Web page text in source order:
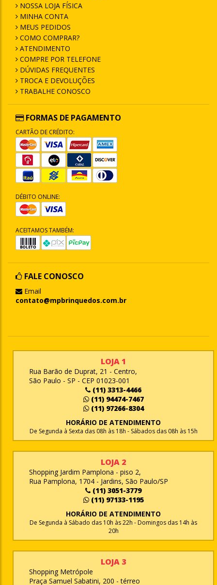
NOSSA LOJA FÍSICA
MINHA CONTA
MEUS PEDIDOS
COMO COMPRAR?
ATENDIMENTO
COMPRE POR TELEFONE
DÚVIDAS FREQUENTES
TROCA E DEVOLUÇÕES
TRABALHE CONOSCO
FORMAS DE PAGAMENTO
CARTÃO DE CRÉDITO:
DÉBITO ONLINE:
ACEITAMOS TAMBÉM:
FALE CONOSCO
Email
contato@mpbrinquedos.com.br
LOJA 1
Rua Barão de Duprat, 21 - Centro,
São Paulo - SP - CEP 01023-001
(11) 3313-4466
(11) 94474-7467
(11) 97266-8304
HORÁRIO DE ATENDIMENTO
De Segunda à Sexta das 08h às 18h - Sábados das 08h às 15h
LOJA 2
Shopping Jardim Pamplona - piso 2,
Rua Pamplona, 1704 - Jardins, São Paulo/SP
(11) 3051-3779
(11) 97133-1195
HORÁRIO DE ATENDIMENTO
De Segunda à Sábado das 10h às 22h - Domingos das 14h às
20h
LOJA 3
Shopping Metrópole
Praça Samuel Sabatini, 200 - térreo